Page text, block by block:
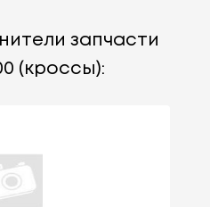
запчасти
(кроссы):